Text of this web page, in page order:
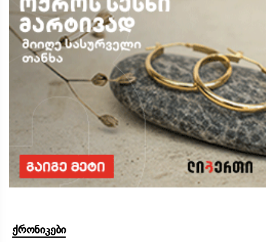
ქრონიკები